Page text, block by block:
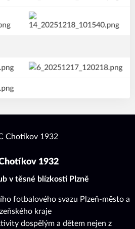
1932
v těsné blízkosti Plzně
fotbalového svazu Plzeň-město a
kraje
dospělým a dětem nejen z